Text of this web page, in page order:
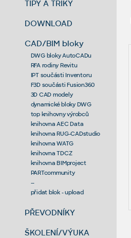
TIPY A TRIKY
DOWNLOAD
CAD/BIM bloky
DWG bloky AutoCADu
RFA rodiny Revitu
IPT součásti Inventoru
F3D součásti Fusion360
3D CAD modely
dynamické bloky DWG
top knihovny výrobců
knihovna AEC Data
knihovna RUG-CADstudio
knihovna WATG
knihovna TDCZ
knihovna BIMproject
PARTcommunity
--
přidat blok - upload
PŘEVODNÍKY
ŠKOLENÍ/VÝUKA